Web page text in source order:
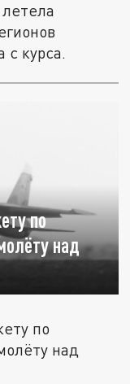
с курса.
по
над
по
над